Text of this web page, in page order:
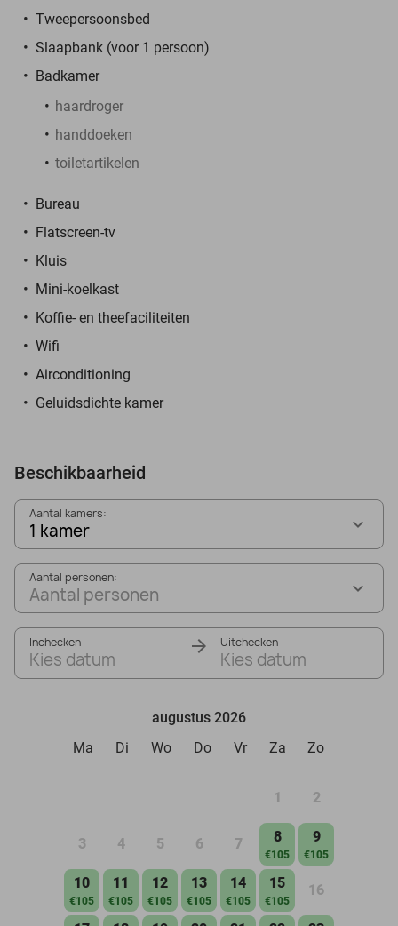
Tweepersoonsbed
Slaapbank (voor 1 persoon)
Badkamer
haardroger
handdoeken
toiletartikelen
Bureau
Flatscreen-tv
Kluis
Mini-koelkast
Koffie- en theefaciliteiten
Wifi
Airconditioning
Geluidsdichte kamer
Beschikbaarheid
Aantal kamers:
1 kamer
Aantal personen:
Aantal personen
Inchecken
Kies datum
Uitchecken
Kies datum
augustus 2026
Ma
Di Wo Do Vr Za Zo
1 2
3 4 5 6 7 8
€105
9
€105
10
€105
11
€105
12
€105
13
€105
14
€105
15
€105
16